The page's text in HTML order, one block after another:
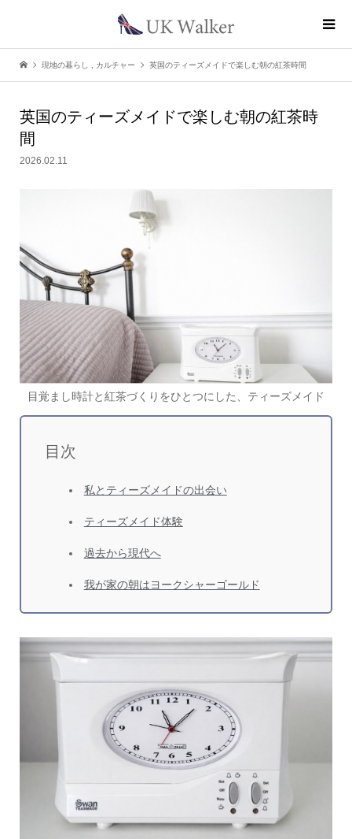
現地の暮らし カルチャー 英国のティーズメイドで楽しむ朝の紅茶時間
英国のティーズメイドで楽しむ朝の紅茶時
間
2026.02.11
目覚まし時計と紅茶づくりをひとつにした、ティーズメイド
目次
私とティーズメイドの出会い
ティーズメイド体験
過去から現代へ
我が家の朝はヨークシャーゴールド